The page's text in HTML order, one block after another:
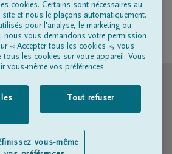
d'utilisation
relative à la vie privée
cookies. Certains sont nécessaires au
et nous le plaçons automatiquement.
pour l'analyse, le marketing ou
nous vous demandons votre permission
« Accepter tous les cookies », vous
tous les cookies sur votre appareil. Vous
vous-même vos préférences.
Tout refuser
vous-même